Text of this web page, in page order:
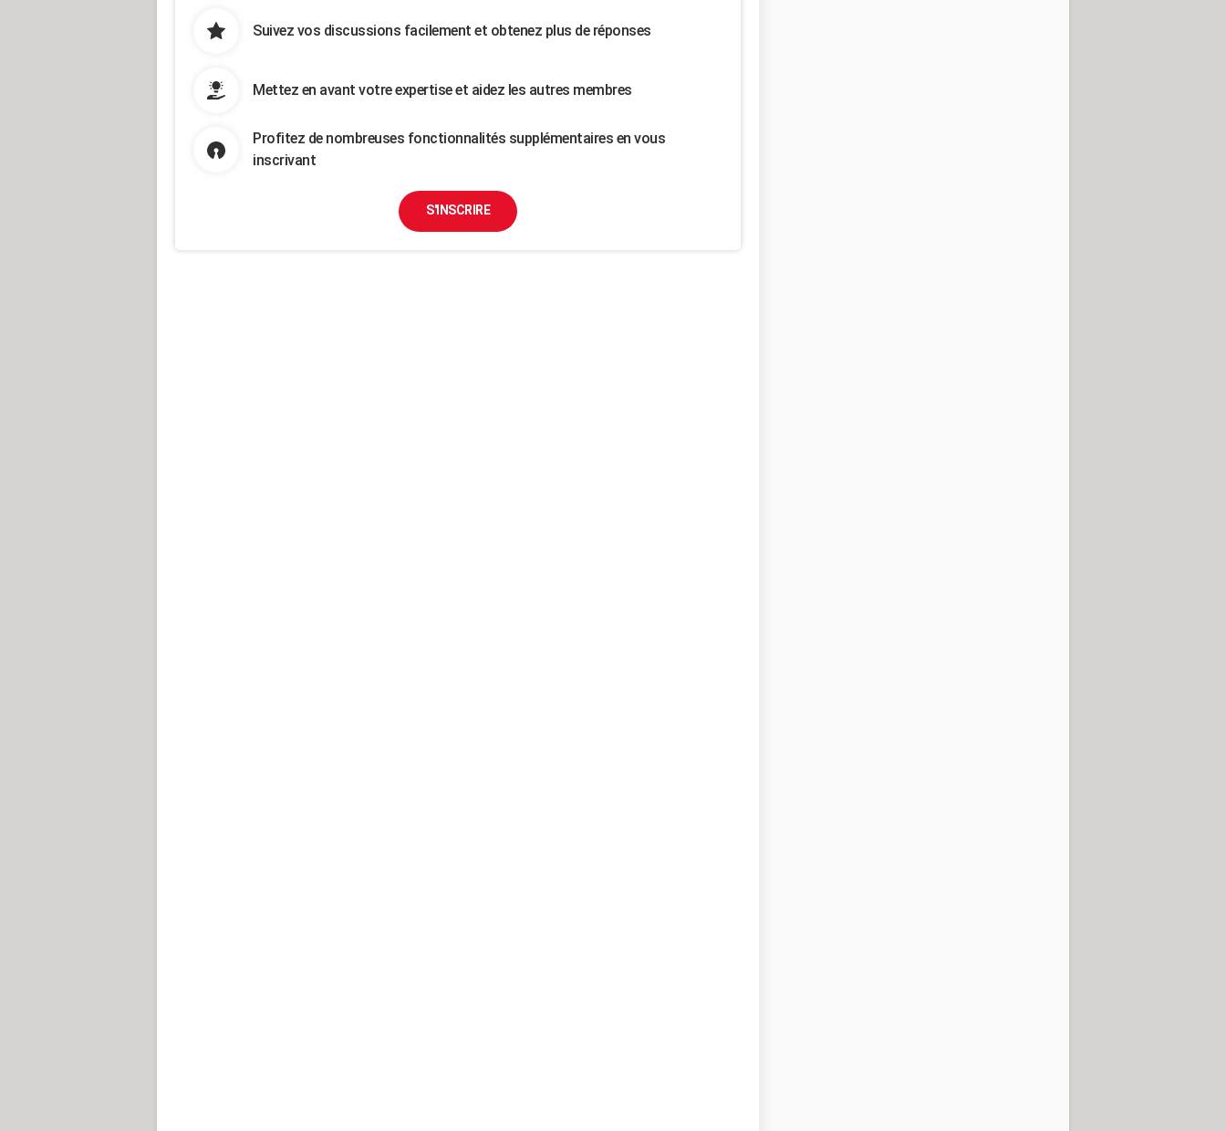
Suivez vos discussions facilement et obtenez plus de réponses
Mettez en avant votre expertise et aidez les autres membres
Profitez de nombreuses fonctionnalités supplémentaires en vous
inscrivant
S'INSCRIRE